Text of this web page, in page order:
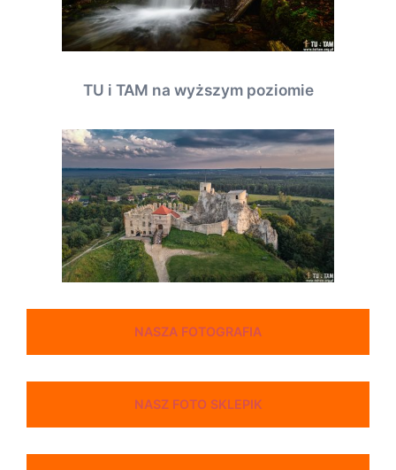
TU i TAM na wyższym poziomie
NASZA FOTOGRAFIA
NASZ FOTO SKLEPIK